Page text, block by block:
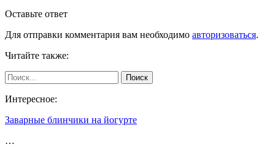
Оставьте ответ
Для отправки комментария вам необходимо авторизоваться.
Читайте также:
Интересное:
Заварные блинчики на йогурте
…